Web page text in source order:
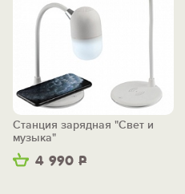
4 990 Р
Станция зарядная "Свет и
музыка"